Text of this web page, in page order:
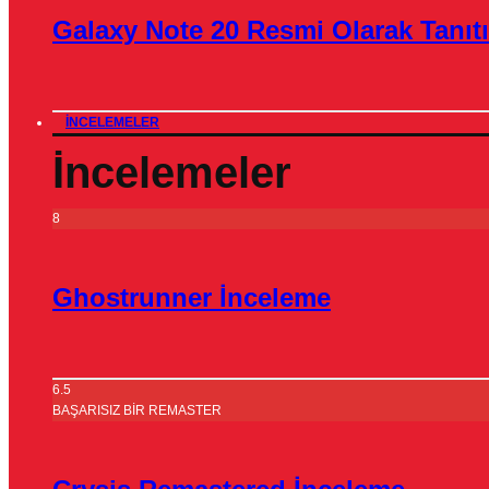
Galaxy Note 20 Resmi Olarak
İNCELEMELER
İncelemeler
8
Ghostrunner İnceleme
6.5
BAŞARISIZ BİR REMASTER